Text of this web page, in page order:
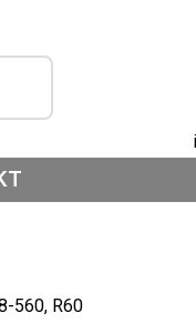
560, R60